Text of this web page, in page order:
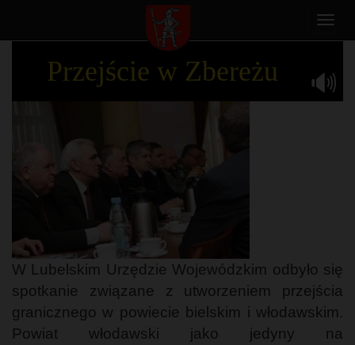
Przejście w Zbereżu
W Lubelskim Urzędzie Wojewódzkim odbyło się
spotkanie związane z utworzeniem przejścia
granicznego w powiecie bielskim i włodawskim.
Powiat włodawski jako jedyny na